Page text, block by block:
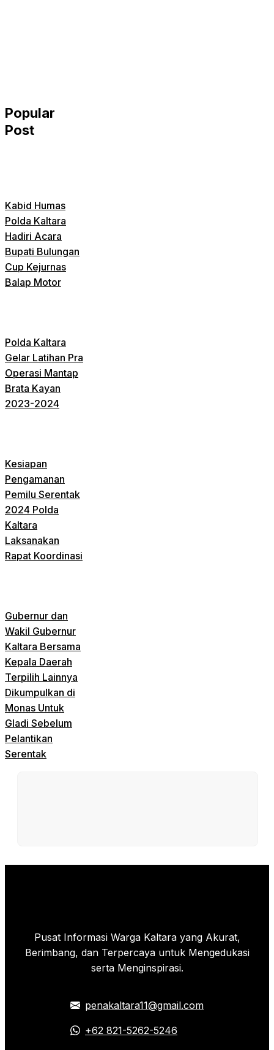
Popular
Post
Kabid Humas
Polda Kaltara
Hadiri Acara
Bupati Bulungan
Cup Kejurnas
Balap Motor
Polda Kaltara
Gelar Latihan Pra
Operasi Mantap
Brata Kayan
2023-2024
Kesiapan
Pengamanan
Pemilu Serentak
2024 Polda
Kaltara
Laksanakan
Rapat Koordinasi
Gubernur dan
Wakil Gubernur
Kaltara Bersama
Kepala Daerah
Terpilih Lainnya
Dikumpulkan di
Monas Untuk
Gladi Sebelum
Pelantikan
Serentak
Pusat Informasi Warga Kaltara yang Akurat,
Berimbang, dan Terpercaya untuk Mengedukasi
serta Menginspirasi.
penakaltara11@gmail.com
+62 821-5262-5246